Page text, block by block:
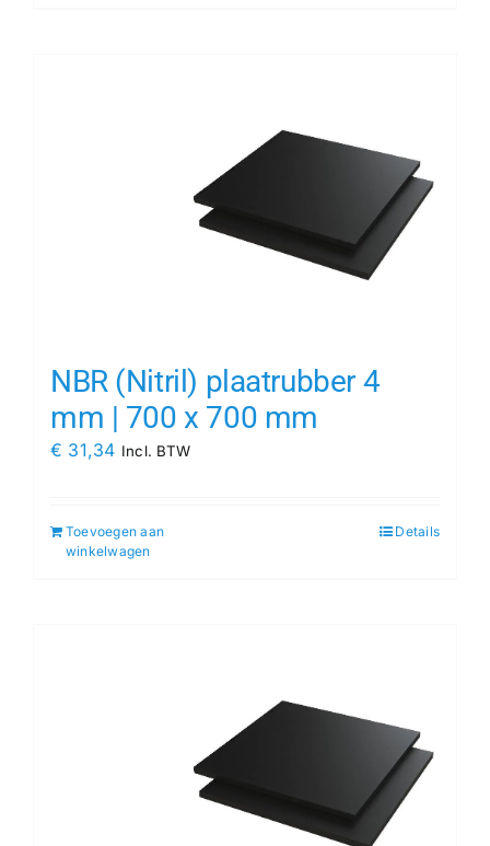
NBR (Nitril) plaatrubber 4
mm | 700 x 700 mm
€ 31,34 Incl. BTW
Toevoegen aan
winkelwagen
Details